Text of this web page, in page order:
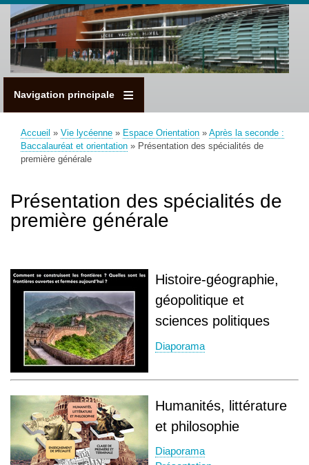
Aller
au
contenu
principal
Navigation principale
Fil
d'Ariane
Accueil Vie lycéenne Espace Orientation
Après la seconde :
Baccalauréat et orientation
Présentation des spécialités de
première générale
Présentation des spécialités de
première générale
Histoire-géographie,
géopolitique et
sciences politiques
Diaporama
Humanités, littérature
et philosophie
Diaporama